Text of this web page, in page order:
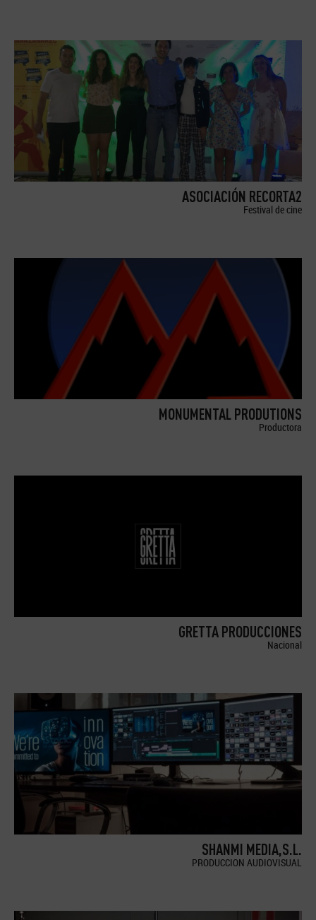
ASOCIACIÓN RECORTA2
Festival de cine
MONUMENTAL PRODUTIONS
Productora
GRETTA PRODUCCIONES
Nacional
SHANMI MEDIA,S.L.
PRODUCCION AUDIOVISUAL